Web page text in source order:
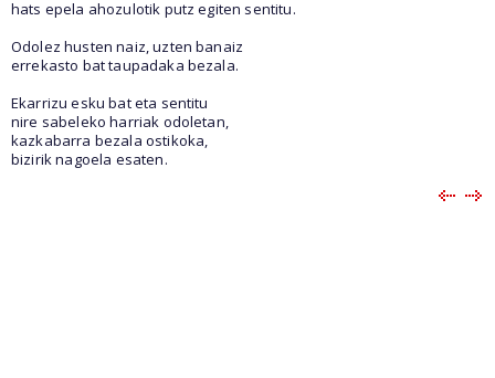
hats epela ahozulotik putz egiten sentitu.
Odolez husten naiz, uzten banaiz
errekasto bat taupadaka bezala.
Ekarrizu esku bat eta sentitu
nire sabeleko harriak odoletan,
kazkabarra bezala ostikoka,
bizirik nagoela esaten.